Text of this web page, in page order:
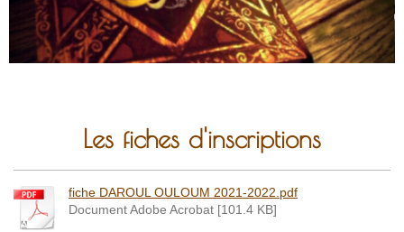
Les fiches d'inscriptions
fiche DAROUL OULOUM 2021-2022.pdf
Document Adobe Acrobat [101.4 KB]